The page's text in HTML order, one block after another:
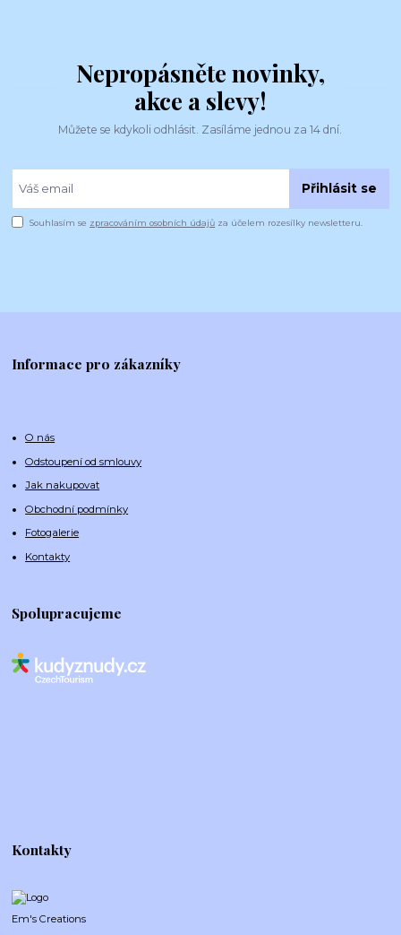
Nepropásněte novinky,
akce a slevy!
Můžete se kdykoli odhlásit. Zasíláme jednou za 14 dní.
Přihlásit se
Souhlasím se zpracováním osobních údajů za účelem rozesílky newsletteru.
Informace pro zákazníky
O nás
Odstoupení od smlouvy
Jak nakupovat
Obchodní podmínky
Fotogalerie
Kontakty
Spolupracujeme
Kontakty
Em's Creations